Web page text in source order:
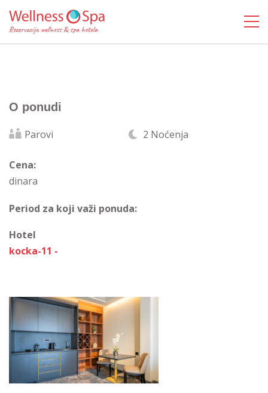
O ponudi
Parovi 2 Noćenja
Cena:
dinara
Period za koji važi ponuda:
Hotel
kocka-11 -